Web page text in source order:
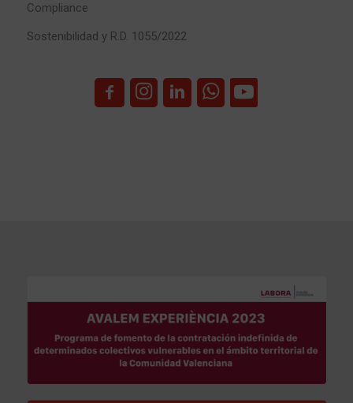
Compliance
Sostenibilidad y R.D. 1055/2022